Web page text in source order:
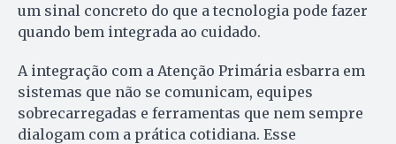
um sinal concreto do que a tecnologia pode fazer
quando bem integrada ao cuidado.
A integração com a Atenção Primária esbarra em
sistemas que não se comunicam, equipes
sobrecarregadas e ferramentas que nem sempre
dialogam com a prática cotidiana. Esse